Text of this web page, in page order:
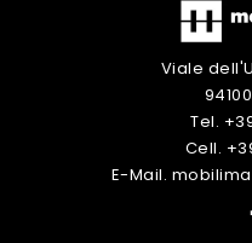
Viale
Tel.
Cell.
E-Mail.